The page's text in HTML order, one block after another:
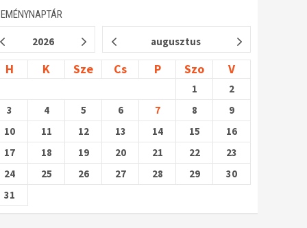
2026 augusztus
H K Sze Cs P Szo V
1
2
3
4 5 6 7 8
9
10
11 12 13 14 15
16
17
18 19 20 21 22
23
24
25 26 27 28 29
30
31